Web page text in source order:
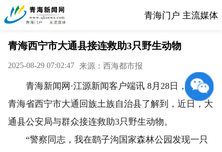
青海门户 主流媒体
青海西宁市大通县接连救助3只野生动物
2025-08-29 07:02:47 来源：西海都市报
青海新闻网·江源新闻客户端讯 8月28日，记者从
青海省西宁市大通回族土族自治县了解到，近日，大
通县公安局与群众接连救助3只野生动物。
“警察同志，我在鹞子沟国家森林公园发现一只